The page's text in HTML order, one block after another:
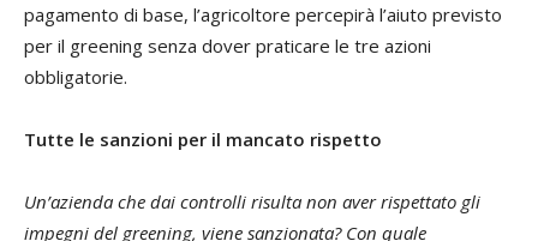
pagamento di base, l’agricoltore percepirà l’aiuto previsto
per il greening senza dover praticare le tre azioni
obbligatorie.
Tutte le sanzioni per il mancato rispetto
Un’azienda che dai controlli risulta non aver rispettato gli
impegni del greening, viene sanzionata? Con quale